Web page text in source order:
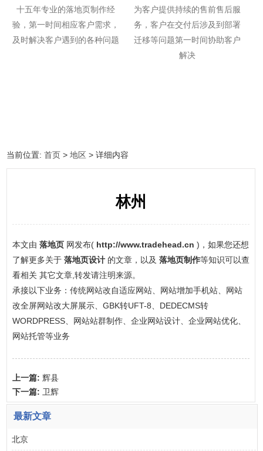
十五年专业的落地页制作经
验，第一时间相应客户需求，
及时解决客户遇到的各种问题
为客户提供持续的售前售后服
务，客户在交付后涉及到部署
迁移等问题第一时间协助客户
解决
当前位置:首页 >地区 > 详细内容
林州
本文由 落地页 网发布( http://www.tradehead.cn )，如果您还想
了解更多关于 落地页设计 的文章，以及 落地页制作等知识可以查
看相关 其它文章,转发请注明来源。
承接以下业务：传统网站改自适应网站、网站增加手机站、网站
改全屏网站改大屏展示、GBK转UFT-8、DEDECMS转
WORDPRESS、网站站群制作、企业网站设计、企业网站优化、
网站托管等业务
上一篇: 辉县
下一篇: 卫辉
最新文章
北京